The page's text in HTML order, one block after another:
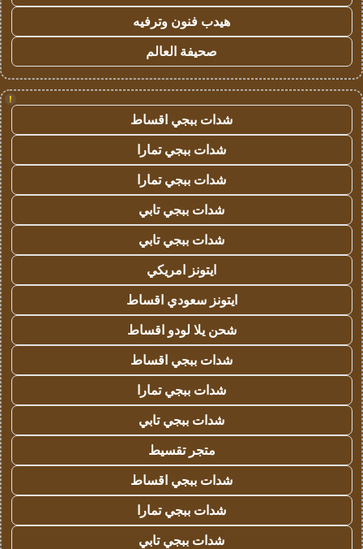
هيدب فنون وترفيه
صحيفة العالم
!
شدات ببجي اقساط
شدات ببجي تمارا
شدات ببجي تمارا
شدات ببجي تابي
شدات ببجي تابي
ايتونز امريكي
ايتونز سعودي اقساط
شحن يلا لودو اقساط
شدات ببجي اقساط
شدات ببجي تمارا
شدات ببجي تابي
متجر تقسيط
شدات ببجي اقساط
شدات ببجي تمارا
شدات ببجي تابي